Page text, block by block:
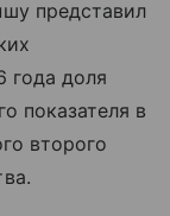
представил
года доля
показателя в
второго